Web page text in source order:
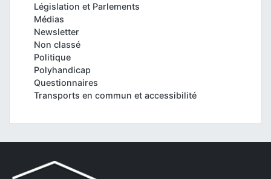
Législation et Parlements
Médias
Newsletter
Non classé
Politique
Polyhandicap
Questionnaires
Transports en commun et accessibilité